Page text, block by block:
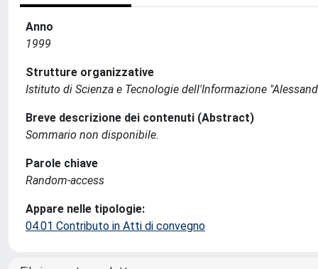
Anno
1999
Strutture organizzative
Istituto di Scienza e Tecnologie dell'Informazione
Breve descrizione dei contenuti (Abstract)
Sommario non disponibile.
Parole chiave
Random-access
Appare nelle tipologie:
04.01 Contributo in Atti di convegno